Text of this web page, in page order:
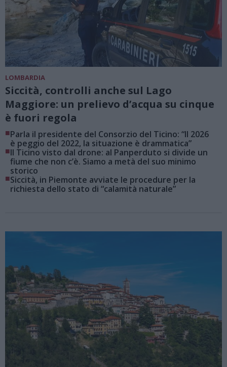
LOMBARDIA
Siccità, controlli anche sul Lago
Maggiore: un prelievo d’acqua su cinque
è fuori regola
■Parla il presidente del Consorzio del Ticino: “Il 2026
è peggio del 2022, la situazione è drammatica”
■Il Ticino visto dal drone: al Panperduto si divide un
fiume che non c’è. Siamo a metà del suo minimo
storico
■Siccità, in Piemonte avviate le procedure per la
richiesta dello stato di “calamità naturale”